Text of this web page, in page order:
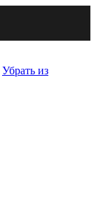
Убрать из